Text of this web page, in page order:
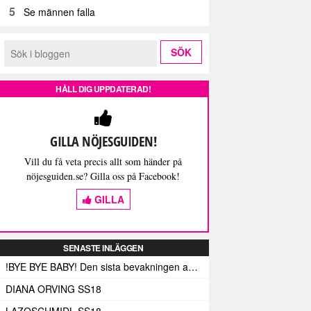
5 Se männen falla
HÅLL DIG UPPDATERAD!
GILLA NÖJESGUIDEN!
Vill du få veta precis allt som händer på
nöjesguiden.se? Gilla oss på Facebook!
GILLA
SENASTE INLÄGGEN
!BYE BYE BABY! Den sista bevakningen av Fashion Week Stockholm – och med den de sista skrivna orden (här)
DIANA ORVING SS18